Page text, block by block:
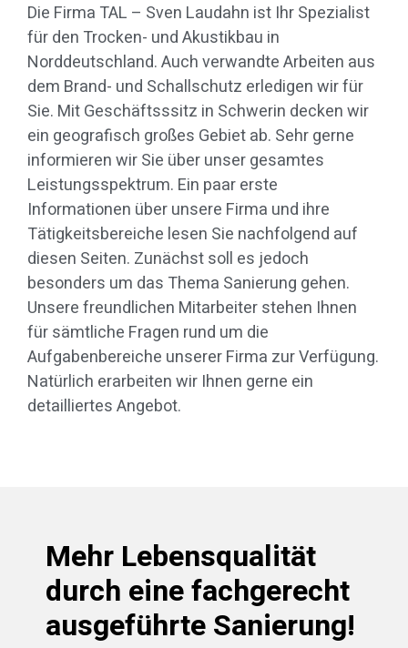
Die Firma TAL – Sven Laudahn ist Ihr Spezialist
für den Trocken- und Akustikbau in
Norddeutschland. Auch verwandte Arbeiten aus
dem Brand- und Schallschutz erledigen wir für
Sie. Mit Geschäftsssitz in Schwerin decken wir
ein geografisch großes Gebiet ab. Sehr gerne
informieren wir Sie über unser gesamtes
Leistungsspektrum. Ein paar erste
Informationen über unsere Firma und ihre
Tätigkeitsbereiche lesen Sie nachfolgend auf
diesen Seiten. Zunächst soll es jedoch
besonders um das Thema Sanierung gehen.
Unsere freundlichen Mitarbeiter stehen Ihnen
für sämtliche Fragen rund um die
Aufgabenbereiche unserer Firma zur Verfügung.
Natürlich erarbeiten wir Ihnen gerne ein
detailliertes Angebot.
Mehr Lebensqualität
durch eine fachgerecht
ausgeführte Sanierung!